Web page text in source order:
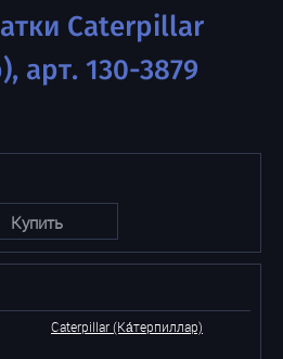
Caterpillar
арт. 130-3879
Купить
Caterpillar (Ка́терпиллар)